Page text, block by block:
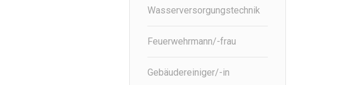
Wasserversorgungstechnik
Feuerwehrmann/-frau
Gebäudereiniger/-in